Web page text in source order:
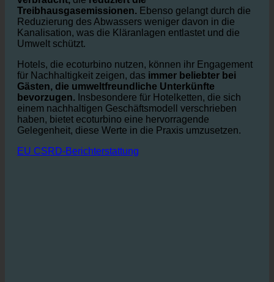
UnterDurch die Reduzierung des
Warmwasserverbrauchs wird weniger Energie
verbraucht,diereduziert die
Treibhausgasemissionen.Ebenso gelangt durch die
Reduzierung des Abwassers weniger davon in die
Kanalisation, was die Kläranlagen entlastet und die
Umwelt schützt.
Hotels, die ecoturbino nutzen, können ihr Engagement
für Nachhaltigkeit zeigen, dasimmer beliebter bei
Gästen, die umweltfreundliche Unterkünfte
bevorzugen. Insbesondere für Hotelketten, die sich
einem nachhaltigen Geschäftsmodell verschrieben
haben, bietet ecoturbino eine hervorragende
Gelegenheit, diese Werte in die Praxis umzusetzen.